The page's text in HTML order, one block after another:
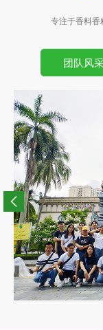
专注于香料香
团队风